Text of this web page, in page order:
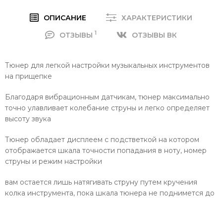
ОПИСАНИЕ
ХАРАКТЕРИСТИКИ
ОТЗЫВЫ 1 ОТЗЫВЫ ВК
Тюнер для легкой настройки музыкальных инструментов
на прищепке
Благодаря вибрационным датчикам, тюнер максимально
точно улавливает колебание струны и легко определяет
высоту звука
Тюнер обладает дисплеем с подстветкой на котором
отображается шкала точности попадания в ноту, номер
струны и режим настройки
вам остается лишь натягивать струну путем кручения
колка инструмента, пока шкала тюнера не поднимется до